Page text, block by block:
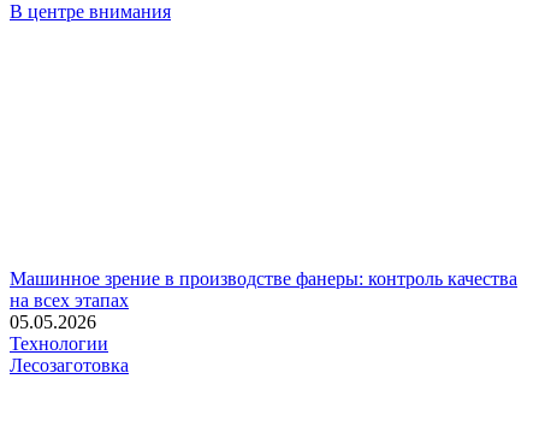
В центре внимания
Машинное зрение в производстве фанеры: контроль качества
на всех этапах
05.05.2026
Технологии
Лесозаготовка